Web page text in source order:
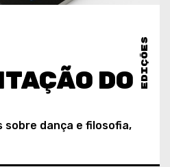
DO
sobre dança e filosofia,
EDIÇÕES